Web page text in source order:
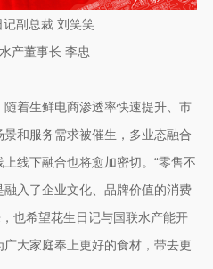
记副总裁 刘笑笑
产董事长 李忠
着生鲜电商渗透率快速提升、市
和服务需求被催生，多业态融合
线下融合也将愈加密切。“零售不
入了企业文化、品牌价值的消费
也希望花生日记与国联水产能开
大家庭奉上更好的食材，带去更